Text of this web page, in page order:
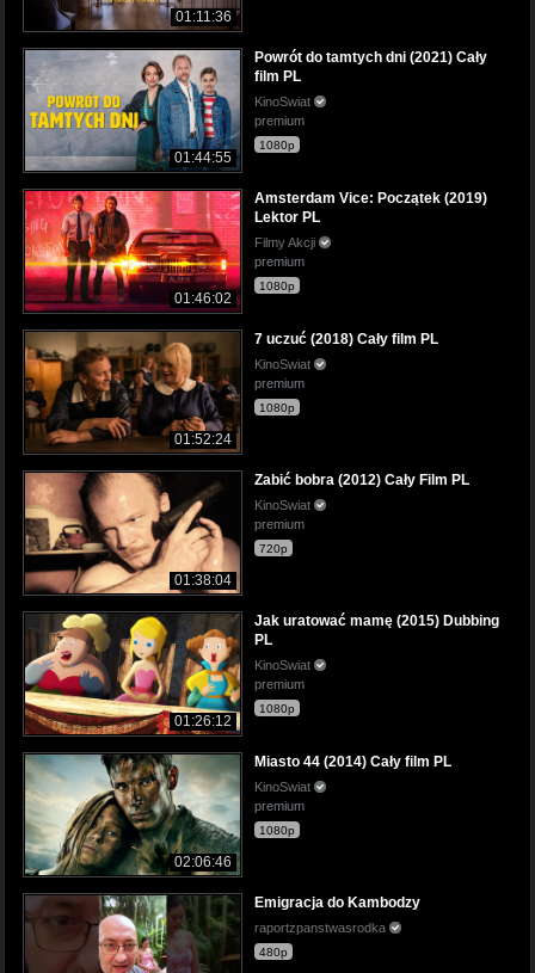
01:11:36
01:44:55
Powrót do tamtych dni (2021) Cały
film PL
KinoSwiat
premium
1080p
01:46:02
Amsterdam Vice: Początek (2019)
Lektor PL
Filmy Akcji
premium
1080p
01:52:24
7 uczuć (2018) Cały film PL
KinoSwiat
premium
1080p
01:38:04
Zabić bobra (2012) Cały Film PL
KinoSwiat
premium
720p
01:26:12
Jak uratować mamę (2015) Dubbing
PL
KinoSwiat
premium
1080p
02:06:46
Miasto 44 (2014) Cały film PL
KinoSwiat
premium
1080p
Emigracja do Kambodzy
raportzpanstwasrodka
480p